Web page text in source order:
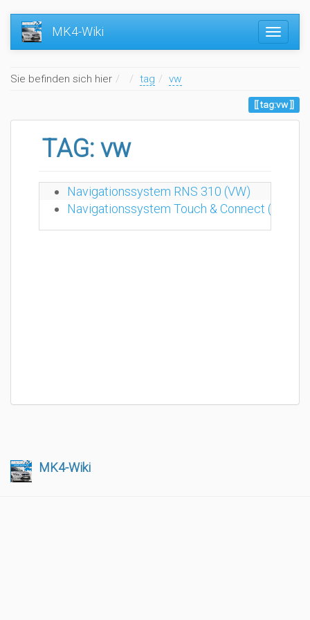
MK4-Wiki
Sie befinden sich hier Home
tag vw
tag:vw
TAG: vw
Navigationssystem RNS 310 (VW)
Navigationssystem Touch & Connect (Opel)
MK4-Wiki